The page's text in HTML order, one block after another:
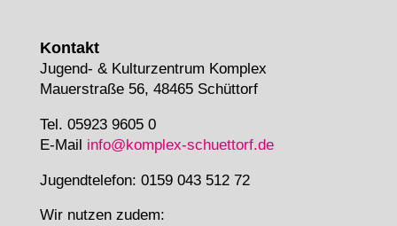
Kontakt
Jugend- & Kulturzentrum Komplex
Mauerstraße 56, 48465 Schüttorf
Tel. 05923 9605 0
E-Mail info@komplex-schuettorf.de
Jugendtelefon: 0159 043 512 72
Wir nutzen zudem: